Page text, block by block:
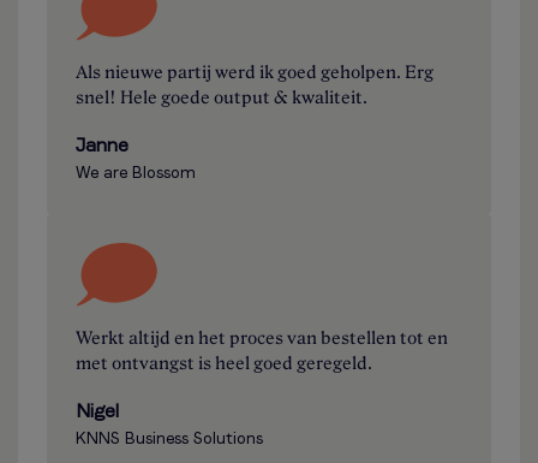
Als nieuwe partij werd ik goed geholpen. Erg
snel! Hele goede output & kwaliteit.
Janne
We are Blossom
Werkt altijd en het proces van bestellen tot en
met ontvangst is heel goed geregeld.
Nigel
KNNS Business Solutions